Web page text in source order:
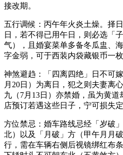
接改期。
五行调候：丙午年火炎土燥。择
日，若不得已用午日，则必选「
气），且婚宴菜单多备冬瓜盅、
字金弱，可于西装内袋藏银币一
神煞避趋：「四离四绝」日不可
月20日）为离日，犯之则夫妻离
九（7月13日）亦禁婚，虽为黄
店预订若遇这些日子，宁可损失
方位禁忌：婚车路线忌经「岁破
北）以及「月破」方（甲午月月
行，需在车辆右侧后视镜绑红布